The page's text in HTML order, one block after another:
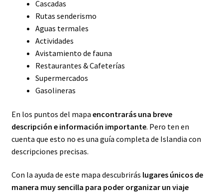
Cascadas
Rutas senderismo
Aguas termales
Actividades
Avistamiento de fauna
Restaurantes & Cafeterías
Supermercados
Gasolineras
En los puntos del mapa encontrarás una breve
descripción e información importante. Pero ten en
cuenta que esto no es una guía completa de Islandia con
descripciones precisas.
Con la ayuda de este mapa descubrirás lugares únicos de
manera muy sencilla para poder organizar un viaje